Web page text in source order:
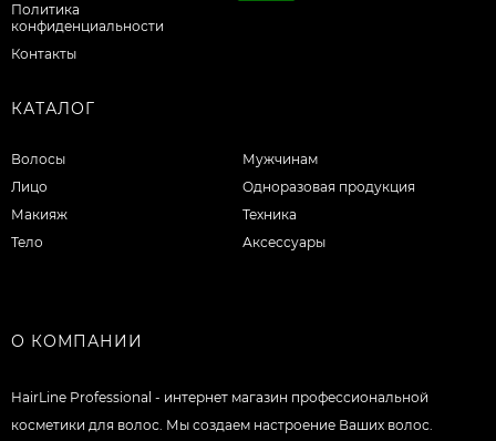
Политика
конфиденциальности
Контакты
КАТАЛОГ
Волосы
Лицо
Макияж
Тело
Мужчинам
Одноразовая продукция
Техника
Аксессуары
О КОМПАНИИ
HairLine Professional - интернет магазин профессиональной
косметики для волос. Мы создаем настроение Ваших волос.